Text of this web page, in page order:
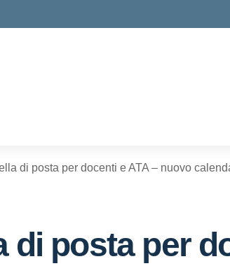
di posta per docenti e ATA – nuovo
posta per